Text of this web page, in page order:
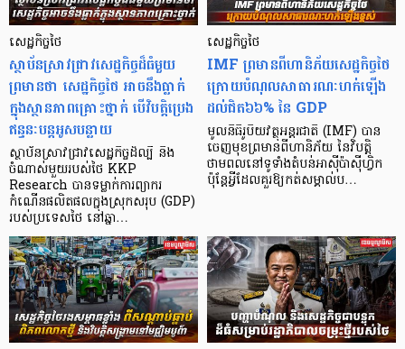
សេដ្ឋកិច្ចថៃ
ស្ថាប័នស្រាវជ្រាវសេដ្ឋកិច្ចដ៏ធំមួយ
ព្រមានថា សេដ្ឋកិច្ចថៃ អាចនឹងធ្លាក់
ក្នុងស្ថានភាពគ្រោះថ្នាក់ បើវិបត្តិប្រេង
ឥន្ធនៈបន្តអូសបន្លាយ
ស្ថាប័នស្រាវជ្រាវសេដ្ឋកិច្ចដ៏ល្បី និង
ចំណាស់មួយរបស់ថៃ KKP
Research បានទម្លាក់ការព្យាករ
កំណើនផលិតផលក្នុងស្រុកសរុប (GDP)
របស់ប្រទេសថៃ នៅឆ្នា…
សេដ្ឋកិច្ចថៃ
IMF ព្រមានពីហានិភ័យសេដ្ឋកិច្ចថៃ
ក្រោយបំណុលសាធារណៈហក់ឡើង
ដល់ជិត៦៦% នៃ GDP
មូលនិធិរូបិយវត្ថុអន្តរជាតិ (IMF) បាន
ចេញមុខព្រមានពីហានិភ័យ នៃវិបត្តិ
ថាមពលនៅទូទាំងតំបន់អាស៊ីប៉ាស៊ីហ្វិក
ប៉ុន្តែអ្វីដែលគួរឱ្យកត់សម្គាល់ប…